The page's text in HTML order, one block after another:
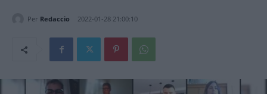
Per Redaccio 2022-01-28 21:00:10